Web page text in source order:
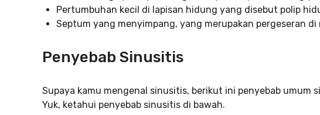
Pertumbuhan kecil di lapisan hidung yang disebut polip
Septum yang menyimpang, yang merupakan pergeseran
Penyebab Sinusitis
Supaya kamu mengenal sinusitis, berikut ini penyebab umum
Yuk, ketahui penyebab sinusitis di bawah.